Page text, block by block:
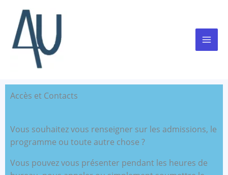
contenu
Accès et Contacts
Vous souhaitez vous renseigner sur les admissions, le
programme ou toute autre chose ?
Vous pouvez vous présenter pendant les heures de